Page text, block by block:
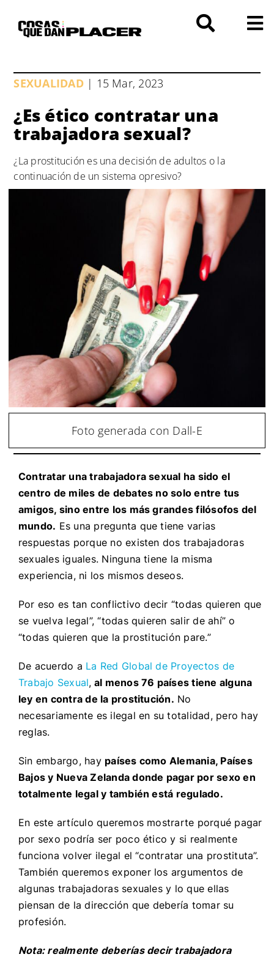
contenido
SEXUALIDAD| 15 Mar, 2023
¿Es ético contratar una
trabajadora sexual?
¿La prostitución es una decisión de adultos o la
continuación de un sistema opresivo?
Foto generada con Dall-E
Contratar una trabajadora sexual ha sido el
centro de miles de debates no solo entre tus
amigos, sino entre los más grandes filósofos del
mundo. Es una pregunta que tiene varias
respuestas porque no existen dos trabajadoras
sexuales iguales. Ninguna tiene la misma
experiencia, ni los mismos deseos.
Por eso es tan conflictivo decir “todas quieren que
se vuelva legal”, “todas quieren salir de ahí” o
“todas quieren que la prostitución pare.”
De acuerdo a La Red Global de Proyectos de
Trabajo Sexual, al menos 76 países tiene alguna
ley en contra de la prostitución. No
necesariamente es ilegal en su totalidad, pero hay
reglas.
Sin embargo, hay países como Alemania, Países
Bajos y Nueva Zelanda donde pagar por sexo en
totalmente legal y también está regulado.
En este artículo queremos mostrarte porqué pagar
por sexo podría ser poco ético y si realmente
funciona volver ilegal el “contratar una prostituta”.
También queremos exponer los argumentos de
algunas trabajadoras sexuales y lo que ellas
piensan de la dirección que debería tomar su
profesión.
Nota: realmente deberías decir trabajadora